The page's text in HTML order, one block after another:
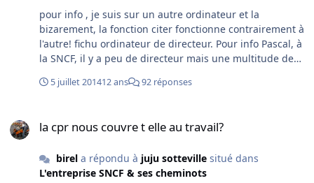
expliquer comment les 2 demi wagon se couche à
l'opposé l'un de l'autre.
pour info , je suis sur un autre ordinateur et la
bizarement, la fonction citer fonctionne contrairement à
l'autre! fichu ordinateur de directeur. Pour info Pascal, à
la SNCF, il y a peu de directeur mais une multitude de
5 juillet 201412 ans 92 réponses
la cpr nous couvre t elle au travail?
birela répondu à juju sottevillesitué dans
L'entreprise SNCF & ses cheminots